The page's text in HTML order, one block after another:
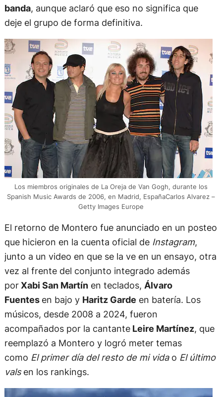
banda, aunque aclaró que eso no significa que
deje el grupo de forma definitiva.
Los miembros originales de La Oreja de Van Gogh, durante los
Spanish Music Awards de 2006, en Madrid, EspañaCarlos Alvarez –
Getty Images Europe
El retorno de Montero fue anunciado en un posteo
que hicieron en la cuenta oficial de Instagram,
junto a un video en que se la ve en un ensayo, otra
vez al frente del conjunto integrado además
porXabi San Martínen teclados, Álvaro
Fuentes en bajo y Haritz Garde en batería. Los
músicos, desde 2008 a 2024, fueron
acompañados por la cantanteLeire Martínez, que
reemplazó a Montero y logró meter temas
como El primer día del resto de mi vidao El último
valsen los rankings.